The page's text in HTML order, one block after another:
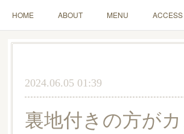
HOME ABOUT MENU ACCESS
MAIL
2024.06.05 01:39
裏地付きの方が